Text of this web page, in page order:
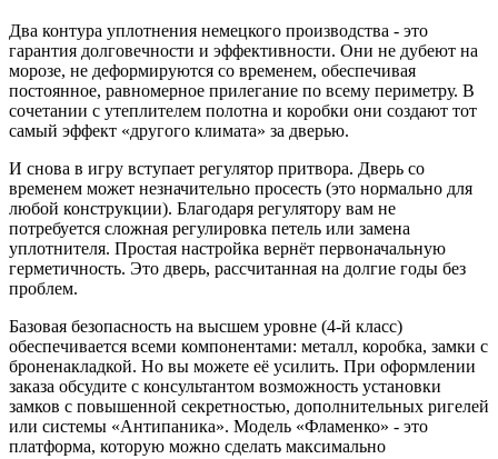
Два контура уплотнения немецкого производства - это
гарантия долговечности и эффективности. Они не дубеют на
морозе, не деформируются со временем, обеспечивая
постоянное, равномерное прилегание по всему периметру. В
сочетании с утеплителем полотна и коробки они создают тот
самый эффект «другого климата» за дверью.
И снова в игру вступает регулятор притвора. Дверь со
временем может незначительно просесть (это нормально для
любой конструкции). Благодаря регулятору вам не
потребуется сложная регулировка петель или замена
уплотнителя. Простая настройка вернёт первоначальную
герметичность. Это дверь, рассчитанная на долгие годы без
проблем.
Базовая безопасность на высшем уровне (4-й класс)
обеспечивается всеми компонентами: металл, коробка, замки с
броненакладкой. Но вы можете её усилить. При оформлении
заказа обсудите с консультантом возможность установки
замков с повышенной секретностью, дополнительных ригелей
или системы «Антипаника». Модель «Фламенко» - это
платформа, которую можно сделать максимально